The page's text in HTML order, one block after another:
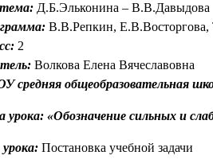
Д.Б.Эльконина – В.В.Давыдова
В.В.Репкин, Е.В.Восторгова,
2
Волкова Елена Вячеславовна
средняя общеобразовательная
урока: «Обозначение сильных и
Постановка учебной задачи